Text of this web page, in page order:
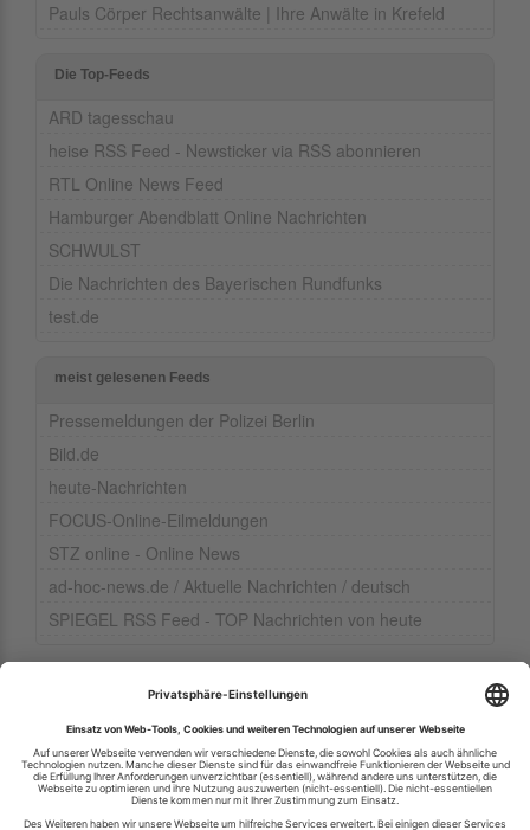
Pauls Cörper Rechtsanwälte | Ihre Anwälte in Krefeld
Die Top-Feeds
ARD tagesschau
heise RSS Feed - Newsticker via RSS abonnieren
RTL Online News Feed
Hamburger Abendblatt Online Nachrichten
SCHWULST
Die Nachrichten des Bayerischen Rundfunks
test.de
meist gelesenen Feeds
Pressemeldungen der Polizei Berlin
Bild.de
heute-Nachrichten
FOCUS-Online-Eilmeldungen
STZ online - Online News
ad-hoc-news.de / Aktuelle Nachrichten / deutsch
SPIEGEL RSS Feed - TOP Nachrichten von heute
Ihren RSS-Feed veröffentlichen